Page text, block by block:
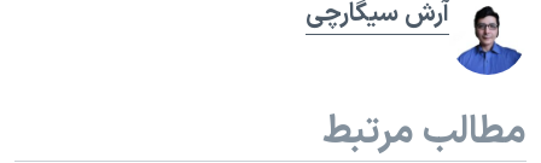
آرش سيگارچی
مطالب مرتبط